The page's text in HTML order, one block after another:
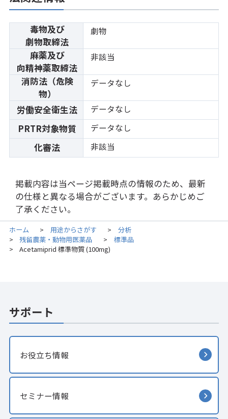
毒物及び
劇物取締法
劇物
麻薬及び
向精神薬取締法
非該当
消防法（危険
物）
データなし
労働安全衛生法 データなし
PRTR対象物質 データなし
化審法 非該当
掲載内容は当ページ掲載時点の情報のため、最新
の仕様と異なる場合がございます。あらかじめご
了承ください。
ホーム > 用途からさがす > 分析
> 残留農薬・動物用医薬品 > 標準品
> Acetamiprid 標準物質 (100mg)
サポート
お役立ち情報
セミナー情報